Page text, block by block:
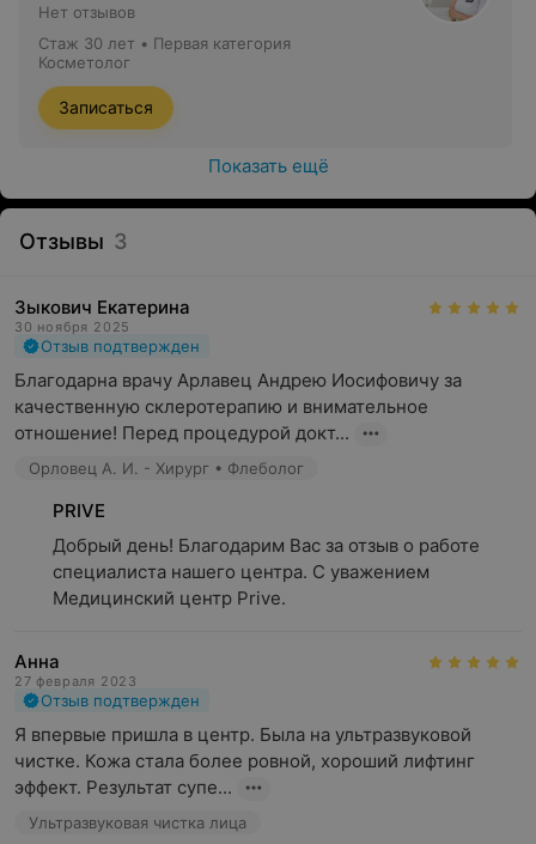
Нет отзывов
Стаж 30 лет • Первая категория
Косметолог
Записаться
Показать ещё
Отзывы 3
Зыкович Екатерина
30 ноября 2025
Отзыв подтвержден
Благодарна врачу Арлавец Андрею Иосифовичу за
качественную склеротерапию и внимательное
отношение! Перед процедурой докт...
Орловец А. И. - Хирург • Флеболог
PRIVE
Добрый день! Благодарим Вас за отзыв о работе
специалиста нашего центра. С уважением
Медицинский центр Prive.
Анна
27 февраля 2023
Отзыв подтвержден
Я впервые пришла в центр. Была на ультразвуковой
чистке. Кожа стала более ровной, хороший лифтинг
эффект. Результат супе...
Ультразвуковая чистка лица